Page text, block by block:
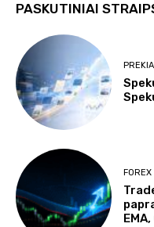
PASKUTINIAI